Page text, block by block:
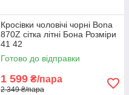
Кросівки чоловічі чорні Bona
870Z сітка літні Бона Розміри
41 42
Готово до відправки
1 599 ₴/пара
2 349 ₴/пара